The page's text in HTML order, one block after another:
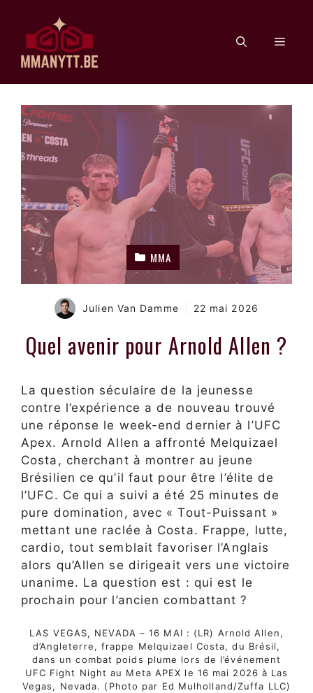
contenu
MMA
Julien Van Damme 22 mai 2026
Quel avenir pour Arnold Allen ?
La question séculaire de la jeunesse
contre l’expérience a de nouveau trouvé
une réponse le week-end dernier à l’UFC
Apex. Arnold Allen a affronté Melquizael
Costa, cherchant à montrer au jeune
Brésilien ce qu’il faut pour être l’élite de
l’UFC. Ce qui a suivi a été 25 minutes de
pure domination, avec « Tout-Puissant »
mettant une raclée à Costa. Frappe, lutte,
cardio, tout semblait favoriser l’Anglais
alors qu’Allen se dirigeait vers une victoire
unanime. La question est : qui est le
prochain pour l’ancien combattant ?
LAS VEGAS, NEVADA – 16 MAI : (LR) Arnold Allen,
d’Angleterre, frappe Melquizael Costa, du Brésil,
dans un combat poids plume lors de l’événement
UFC Fight Night au Meta APEX le 16 mai 2026 à Las
Vegas, Nevada. (Photo par Ed Mulholland/Zuffa LLC)